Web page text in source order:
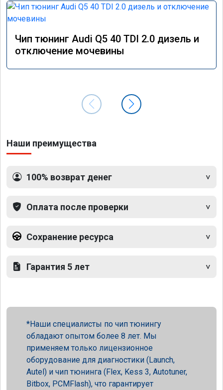
Чип тюнинг Audi Q5 40 TDI 2.0 дизель и
отключение мочевины
Наши преимущества
100% возврат денег
Оплата после проверки
Сохранение ресурса
Гарантия 5 лет
Наши специалисты по чип тюнингу
обладают опытом более 8 лет. Мы
применяем только лицензионное
оборудование для диагностики (Launch,
Autel) и чип тюнинга (Flex, Kess 3, Autotuner,
Bitbox, PCMFlash), что гарантирует